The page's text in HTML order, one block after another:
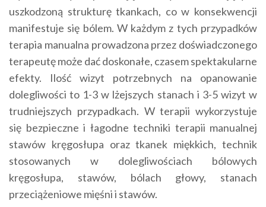
uszkodzoną strukturę tkankach, co w konsekwencji
manifestuje się bólem. W każdym z tych przypadków
terapia manualna prowadzona przez doświadczonego
terapeutę może dać doskonałe, czasem spektakularne
efekty. Ilość wizyt potrzebnych na opanowanie
dolegliwości to 1-3 w lżejszych stanach i 3-5 wizyt w
trudniejszych przypadkach. W terapii wykorzystuje
się bezpieczne i łagodne techniki terapii manualnej
stawów kręgosłupa oraz tkanek miękkich, technik
stosowanych w dolegliwościach bólowych
kręgosłupa, stawów, bólach głowy, stanach
przeciążeniowe mięśni i stawów.